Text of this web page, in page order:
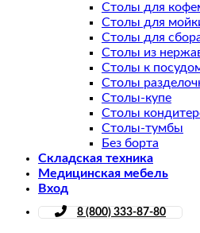
Столы для
Столы для
Столы для
Столы из
Столы к
Столы
Столы-купе
Столы
Столы-тумбы
Без борта
Складская техника
Медицинская мебель
Вход
8 (800) 333-87-80